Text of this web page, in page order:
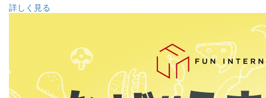
詳しく見る